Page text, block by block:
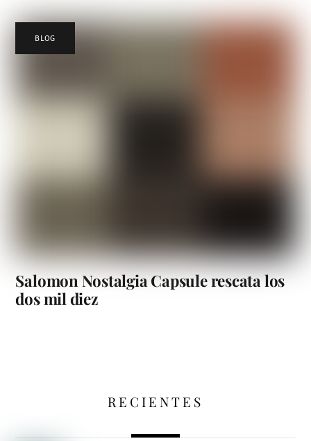
BLOG
Salomon Nostalgia Capsule rescata los
dos mil diez
RECIENTES